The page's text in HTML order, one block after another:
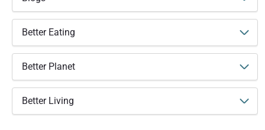
Better Eating
Better Planet
Better Living